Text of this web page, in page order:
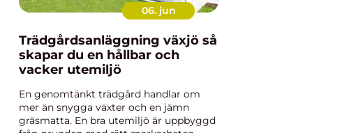
06. jun
Trädgårdsanläggning växjö så
skapar du en hållbar och
vacker utemiljö
En genomtänkt trädgård handlar om
mer än snygga växter och en jämn
gräsmatta. En bra utemiljö är uppbyggd